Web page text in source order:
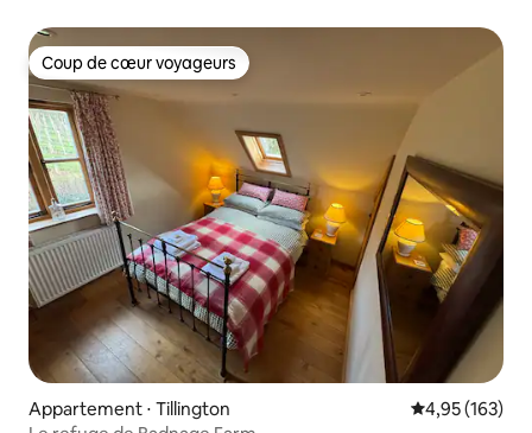
Coup de cœur voyageurs
Coup de cœur voyageurs
Appartement ⋅ Tillington Évaluation
4,95 (163)